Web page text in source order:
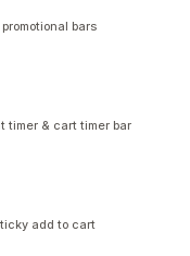
bars
timer & cart timer bar
add to cart